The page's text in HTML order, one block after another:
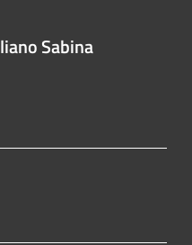
Sabina